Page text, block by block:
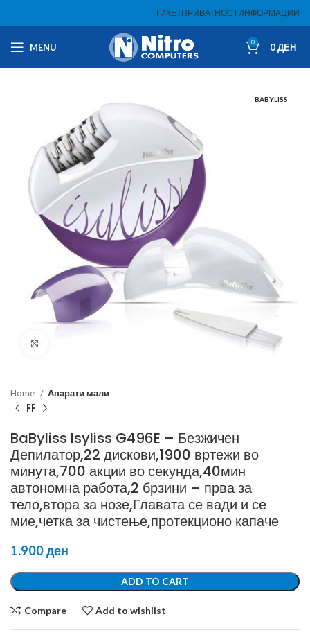
ТИКЕТПРИВАТНОСТИНФОРМАЦИИ
MENU 0 0ДЕН
BABYLISS
Home Апарати мали
BaByliss Isyliss G496E – Безжичен
Депилатор,22 дискови,1900 вртежи во
минута,700 акции во секунда,40мин
автономна работа,2 брзини – прва за
тело,втора за нозе,Главата се вади и се
мие,четка за чистење,протекционо капаче
1.900ден
ADD TO CART
Compare Add to wishlist